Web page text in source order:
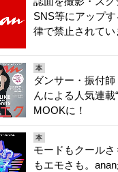
SNS等にアップ
律で禁止されてい
本
ダンサー・振付師
んによる人気連載
MOOKに！
本
モードもクールさ
もエモさも。